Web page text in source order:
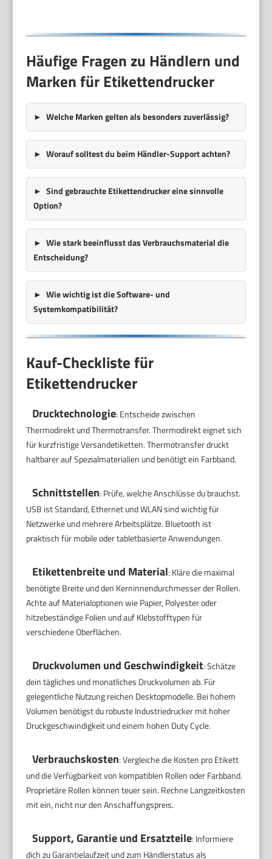
Häufige Fragen zu Händlern und
Marken für Etikettendrucker
Welche Marken gelten als besonders zuverlässig?
Worauf solltest du beim Händler-Support achten?
Sind gebrauchte Etikettendrucker eine sinnvolle
Option?
Wie stark beeinflusst das Verbrauchsmaterial die
Entscheidung?
Wie wichtig ist die Software- und
Systemkompatibilität?
Kauf-Checkliste für
Etikettendrucker
Drucktechnologie: Entscheide zwischen
Thermodirekt und Thermotransfer. Thermodirekt eignet sich
für kurzfristige Versandetiketten. Thermotransfer druckt
haltbarer auf Spezialmaterialien und benötigt ein Farbband.
Schnittstellen: Prüfe, welche Anschlüsse du brauchst.
USB ist Standard, Ethernet und WLAN sind wichtig für
Netzwerke und mehrere Arbeitsplätze. Bluetooth ist
praktisch für mobile oder tabletbasierte Anwendungen.
Etikettenbreite und Material: Kläre die maximal
benötigte Breite und den Kerninnendurchmesser der Rollen.
Achte auf Materialoptionen wie Papier, Polyester oder
hitzebeständige Folien und auf Klebstofftypen für
verschiedene Oberflächen.
Druckvolumen und Geschwindigkeit: Schätze
dein tägliches und monatliches Druckvolumen ab. Für
gelegentliche Nutzung reichen Desktopmodelle. Bei hohem
Volumen benötigst du robuste Industriedrucker mit hoher
Druckgeschwindigkeit und einem hohen Duty Cycle.
Verbrauchskosten: Vergleiche die Kosten pro Etikett
und die Verfügbarkeit von kompatiblen Rollen oder Farbband.
Proprietäre Rollen können teuer sein. Rechne Langzeitkosten
mit ein, nicht nur den Anschaffungspreis.
Support, Garantie und Ersatzteile: Informiere
dich zu Garantielaufzeit und zum Händlerstatus als